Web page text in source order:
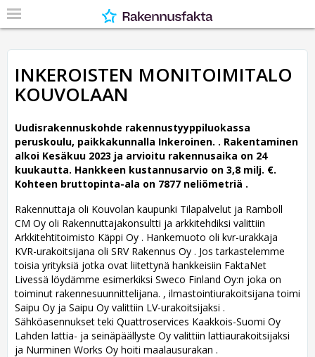
INKEROISTEN MONITOIMITALO
KOUVOLAAN
Uudisrakennuskohde rakennustyyppiluokassa
peruskoulu, paikkakunnalla Inkeroinen. . Rakentaminen
alkoi Kesäkuu 2023 ja arvioitu rakennusaika on 24
kuukautta. Hankkeen kustannusarvio on 3,8 milj. €.
Kohteen bruttopinta-ala on 7877 neliömetriä .
Rakennuttaja oli Kouvolan kaupunki Tilapalvelut ja Ramboll
CM Oy oli Rakennuttajakonsultti ja arkkitehdiksi valittiin
Arkkitehtitoimisto Käppi Oy . Hankemuoto oli kvr-urakkaja
KVR-urakoitsijana oli SRV Rakennus Oy . Jos tarkastelemme
toisia yrityksiä jotka ovat liitettynä hankkeisiin FaktaNet
Livessä löydämme esimerkiksi Sweco Finland Oy:n joka on
toiminut rakennesuunnittelijana. , ilmastointiurakoitsijana toimi
Saipu Oy ja Saipu Oy valittiin LV-urakoitsijaksi .
Sähköasennukset teki Quattroservices Kaakkois-Suomi Oy
Lahden lattia- ja seinäpäällyste Oy valittiin lattiaurakoitsijaksi
ja Nurminen Works Oy hoiti maalausurakan .